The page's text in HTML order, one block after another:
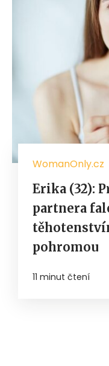
WomanOnly.cz
Erika (32):
partnera
pohromou
11 minut čtení